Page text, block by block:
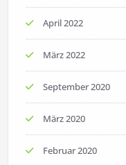
April 2022
März 2022
September 2020
März 2020
Februar 2020